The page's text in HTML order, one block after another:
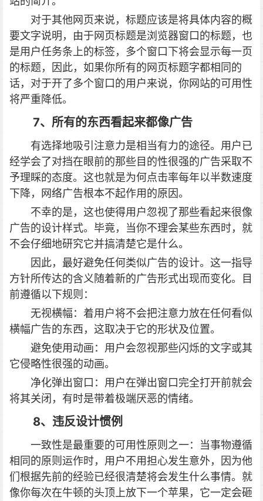
对于其他网页来说，标题应该是将具体内容的概
要文字说明，由于网页标题是浏览器窗口的标题，也
是用户任务条上的标签，多个窗口下将会显示每一页
的标题，因此，如果你所有的网页标题字都相同的
话，对于开了多个窗口的用户来说，你网站的可用性
将严重降低。
7、所有的东西看起来都像广告
有选择地吸引注意力是相当有力的途径。用户已
经学会了对挡在眼前的那些目的性很强的广告采取不
予理睬的态度。这也就是为何点击率每年以半数速度
下降，网络广告根本不起作用的原因。
不幸的是，这也使得用户忽视了那些看起来很像
广告的设计样式。毕竟，当你不理会某些东西时，就
不会仔细地研究它并搞清楚它是什么。
因此，最好避免任何类似广告的设计。这一指导
方针所传达的含义随着新的广告形式出现而变化。目
前遵循以下规则：
无视横幅：着用户将不会把注意力放在任何看似
横幅广告的东西，这取决于它的形状及位置。
避免使用动画：用户会忽视那些闪烁的文字或其
它侵略性很强的动画。
净化弹出窗口：用户在弹出窗口完全打开前就会
将其关闭，有时是带着极端厌恶的情绪。
8、违反设计惯例
一致性是最重要的可用性原则之一：当事物遵循
相同的原则运作时，用户不用担心发生意外，因为他
们根据先前的经验已经很清楚将会发生什么事情。就
像你每次在牛顿的头顶上放下一个苹果，它一定会砸